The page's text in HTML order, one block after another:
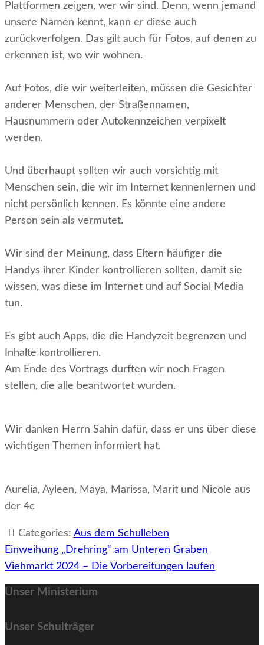
Plattformen zeigen, wer wir sind. Denn, wenn jemand
unsere Namen kennt, kann er diese auch
zurückverfolgen. Das gilt auch für Fotos, auf denen zu
erkennen ist, wo wir wohnen.
Auf Fotos, die wir weiterleiten, müssen die Gesichter
anderer Menschen, der Straßennamen,
Hausnummern oder Autokennzeichen verpixelt
werden.
Und überhaupt sollten wir auch vorsichtig mit
Menschen sein, die wir im Internet kennenlernen und
nicht persönlich kennen. Es könnte eine andere
Person sein als vermutet.
Wir sind der Meinung, dass Eltern häufiger die
Handys ihrer Kinder kontrollieren sollten, damit sie
wissen, was diese im Internet und auf Social Media
tun.
Es gibt auch Apps, die die Handyzeit begrenzen und
Inhalte kontrollieren.
Am Ende des Vortrags durften wir noch Fragen
stellen, die alle beantwortet wurden.
Wir danken Herrn Sahin dafür, dass er uns über diese
wichtigen Themen informiert hat.
Aurelia, Ayleen, Maya, Marissa, Marit und Nicole aus
der 4c
Categories: Aus dem Schulleben
Beitragsnavigation
Einweihung „Drehring“ am Unteren Graben
Viehmarkt 2024 – Die Vorbereitungen laufen
Unser Ministerium
Unser Schulträger